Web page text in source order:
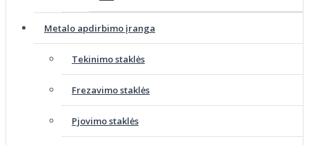
Metalo apdirbimo įranga
Tekinimo staklės
Frezavimo staklės
Pjovimo staklės